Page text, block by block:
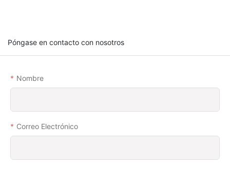
Póngase en contacto con nosotros
Nombre
Correo Electrónico